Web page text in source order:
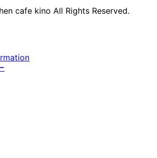
cafe kino All Rights Reserved.